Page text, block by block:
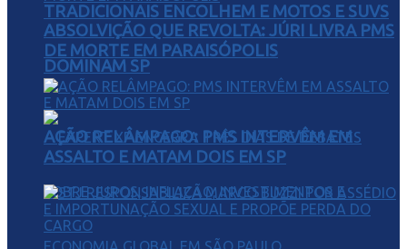
TRADICIONAIS ENCOLHEM E MOTOS E SUVS
DOMINAM SP
ABSOLVIÇÃO QUE REVOLTA: JÚRI LIVRA PMS
DE MORTE EM PARAISÓPOLIS
AÇÃO RELÂMPAGO: PMS INTERVÊM EM
ASSALTO E MATAM DOIS EM SP